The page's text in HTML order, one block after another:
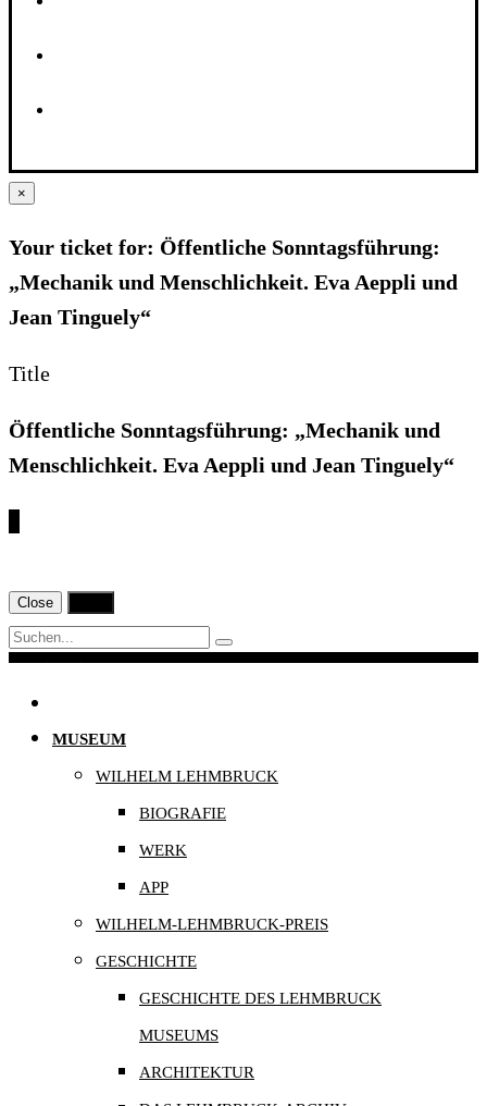
×
Your ticket for: Öffentliche Sonntagsführung:
„Mechanik und Menschlichkeit. Eva Aeppli und
Jean Tinguely“
Title
Öffentliche Sonntagsführung: „Mechanik und
Menschlichkeit. Eva Aeppli und Jean Tinguely“
Close
Navigation
MUSEUM
WILHELM LEHMBRUCK
BIOGRAFIE
WERK
APP
WILHELM-LEHMBRUCK-PREIS
GESCHICHTE
GESCHICHTE DES LEHMBRUCK
MUSEUMS
ARCHITEKTUR